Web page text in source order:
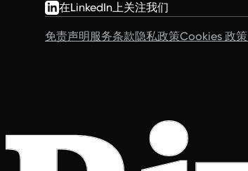
在LinkedIn上关注我们
免责声明服务条款隐私政策Cookies 政策